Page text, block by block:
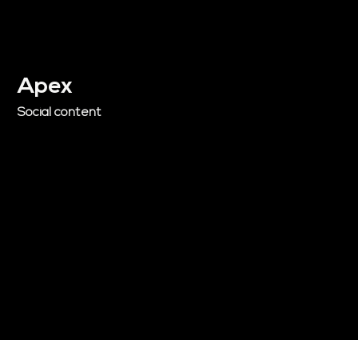
Apex
Social content